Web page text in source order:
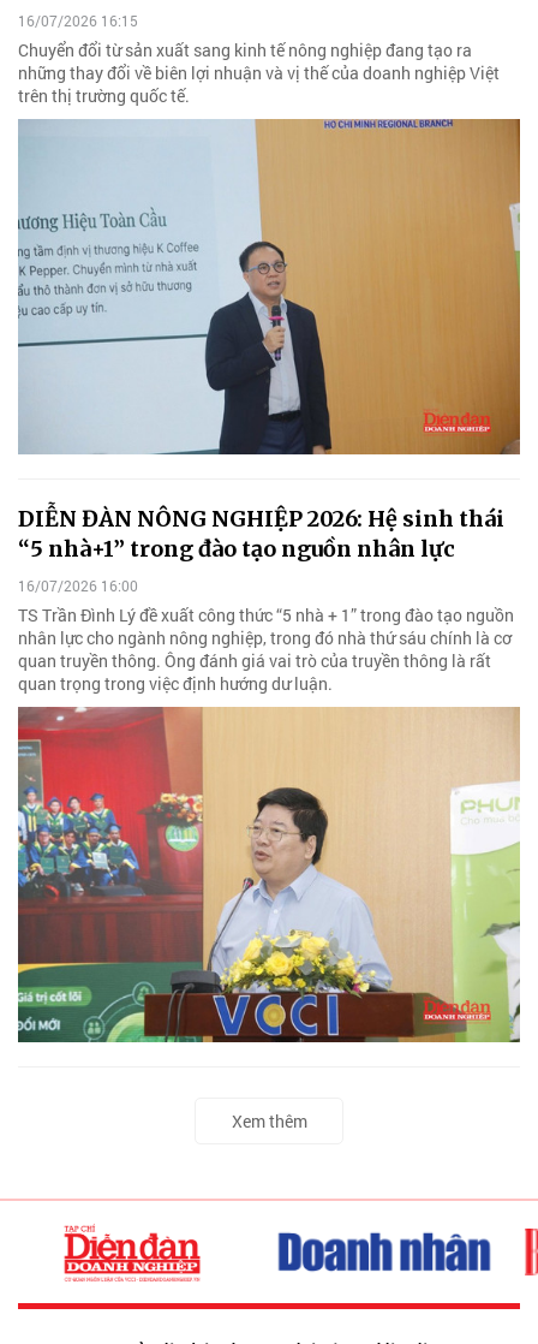
16/07/2026 16:15
Chuyển đổi từ sản xuất sang kinh tế nông nghiệp đang tạo ra
những thay đổi về biên lợi nhuận và vị thế của doanh nghiệp Việt
trên thị trường quốc tế.
DIỄN ĐÀN NÔNG NGHIỆP 2026: Hệ sinh thái
“5 nhà+1” trong đào tạo nguồn nhân lực
16/07/2026 16:00
TS Trần Đình Lý đề xuất công thức “5 nhà + 1” trong đào tạo nguồn
nhân lực cho ngành nông nghiệp, trong đó nhà thứ sáu chính là cơ
quan truyền thông. Ông đánh giá vai trò của truyền thông là rất
quan trọng trong việc định hướng dư luận.
Xem thêm